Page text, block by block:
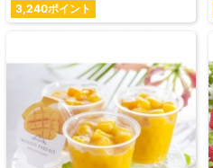
3,240ポイント